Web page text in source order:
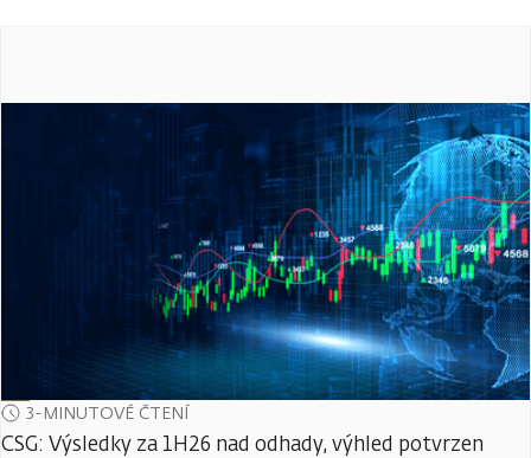
3-MINUTOVÉ ČTENÍ
CSG: Výsledky za 1H26 nad odhady, výhled potvrzen